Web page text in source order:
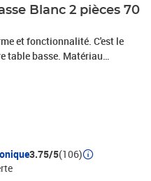
Blanc 2 pièces 70
et fonctionnalité. C'est le
table basse. Matériau
en acier thermolaqué,
de supporter un plateau
pied de table basse
la stabilité même sur
rayures. De plus, le support
fournies, qui peuvent être
de table (non fournies), ce
3.75/5(106)